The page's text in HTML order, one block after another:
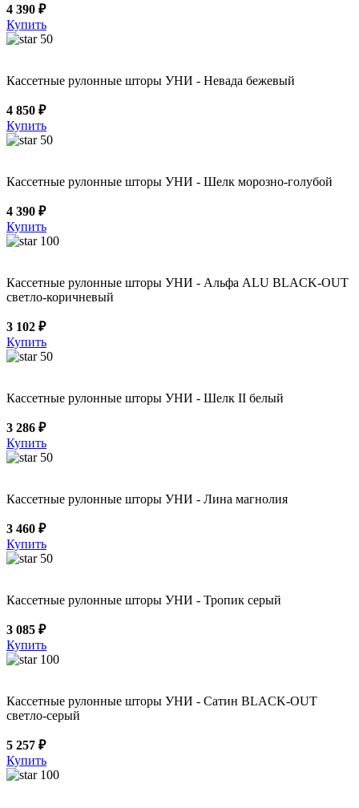
4 390 ₽
Купить
50
Кассетные рулонные шторы УНИ - Невада бежевый
4 850 ₽
Купить
50
Кассетные рулонные шторы УНИ - Шелк морозно-голубой
4 390 ₽
Купить
100
Кассетные рулонные шторы УНИ - Альфа ALU BLACK-OUT
светло-коричневый
3 102 ₽
Купить
50
Кассетные рулонные шторы УНИ - Шелк II белый
3 286 ₽
Купить
50
Кассетные рулонные шторы УНИ - Лина магнолия
3 460 ₽
Купить
50
Кассетные рулонные шторы УНИ - Тропик серый
3 085 ₽
Купить
100
Кассетные рулонные шторы УНИ - Сатин BLACK-OUT
светло-серый
5 257 ₽
Купить
100